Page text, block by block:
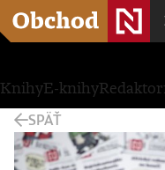
KnihyE-knihy
SPÄŤ